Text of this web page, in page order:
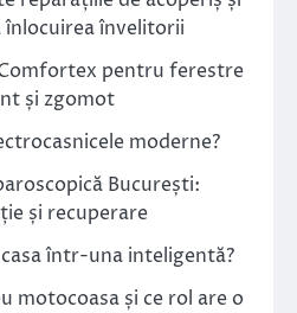
înlocuirea învelitorii
pentru ferestre
și zgomot
moderne?
București:
și recuperare
într-una inteligentă?
motocoasa și ce rol are o